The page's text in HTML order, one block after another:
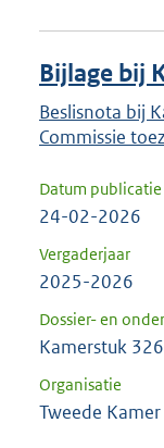
Bijlage bij
Beslisnota bij
Commissie
Datum publicatie
24-02-2026
Vergaderjaar
2025-2026
Dossier- en
Kamerstuk
Organisatie
Tweede